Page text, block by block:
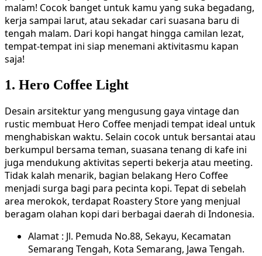
malam! Cocok banget untuk kamu yang suka begadang,
kerja sampai larut, atau sekadar cari suasana baru di
tengah malam. Dari kopi hangat hingga camilan lezat,
tempat-tempat ini siap menemani aktivitasmu kapan
saja!
1. Hero Coffee Light
Desain arsitektur yang mengusung gaya vintage dan
rustic membuat Hero Coffee menjadi tempat ideal untuk
menghabiskan waktu. Selain cocok untuk bersantai atau
berkumpul bersama teman, suasana tenang di kafe ini
juga mendukung aktivitas seperti bekerja atau meeting.
Tidak kalah menarik, bagian belakang Hero Coffee
menjadi surga bagi para pecinta kopi. Tepat di sebelah
area merokok, terdapat Roastery Store yang menjual
beragam olahan kopi dari berbagai daerah di Indonesia.
Alamat : Jl. Pemuda No.88, Sekayu, Kecamatan
Semarang Tengah, Kota Semarang, Jawa Tengah.